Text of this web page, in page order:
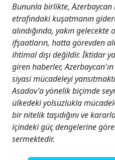
Bununla birlikte, Azerbaycan
etrafındaki kuşatmanın
alındığında, yakın
ifşaatların, hatta görevden
ihtimal dışı değildir. İktidar
giren haberler,
siyasi mücadeleyi
Asadov'a yönelik biçimde
ülkedeki yolsuzlukla
bir nitelik taşıdığını ve
içindeki güç dengelerine
sermektedir.